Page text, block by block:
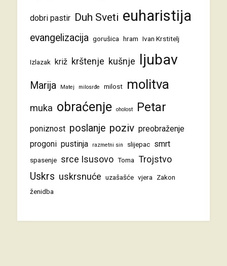
dobri pastir Duh Sveti euharistija
evangelizacija gorušica hram Ivan Krstitelj
Izlazak križ krštenje kušnje ljubav
Marija Matej milosrđe milost molitva
muka obraćenje oholost Petar
poniznost poslanje poziv preobraženje
progoni pustinja razmetni sin slijepac smrt
spasenje srce Isusovo Toma Trojstvo
Uskrs uskrsnuće uzašašće vjera
Zakon
ženidba